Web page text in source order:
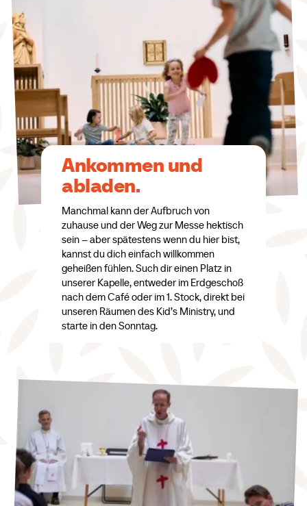
Ankommen und
abladen.
Manchmal kann der Aufbruch von
zuhause und der Weg zur Messe hektisch
sein – aber spätestens wenn du hier bist,
kannst du dich einfach willkommen
geheißen fühlen. Such dir einen Platz in
unserer Kapelle, entweder im Erdgeschoß
nach dem Café oder im 1. Stock, direkt bei
unseren Räumen des Kid’s Ministry, und
starte in den Sonntag.